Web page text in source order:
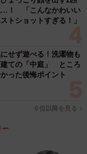
「パパもプレゼント
みたらいいやん。大
に勧められ、罪悪感
にあったお話です。
あるあるですね。
いうコードネーム
たいに使っていま
…！ 「こんなかわいい
トショットすぎる！」
せず遊べる！洗濯物も
ての「中庭」 ところ
った後悔ポイント
６位以降を見る
ー